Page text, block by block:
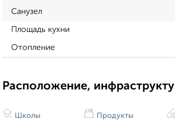
Санузел
Площадь кухни
Отопление
Расположение,
Школы Продукты